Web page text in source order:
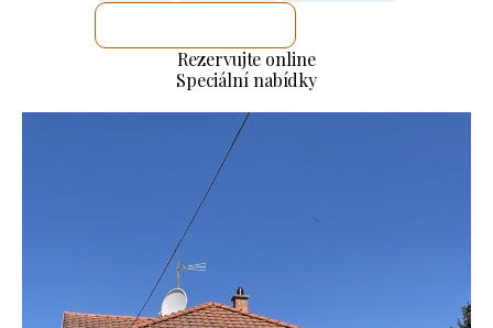
Rezervujte online
Speciální nabídky